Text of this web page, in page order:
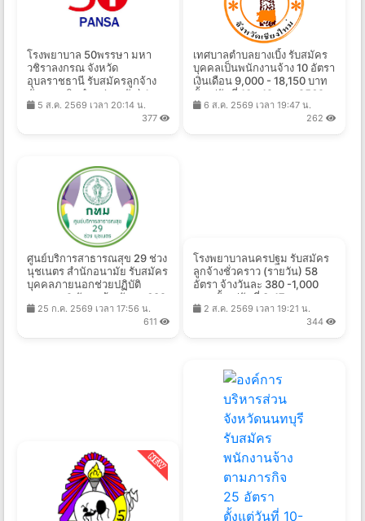
โรงพยาบาล 50พรรษา มหา
วชิราลงกรณ จังหวัด
อุบลราชธานี รับสมัครลูกจ้าง
ชั่วคราวเงินบำรุง(รายวัน) 1
อัตรา จ้างวันละ 305 บาท ตั้งแต่
5 ส.ค. 2569 เวลา 20:14 น.
377
เทศบาลตำบลยางเบิ้ง รับสมัคร
บุคคลเป็นพนักงานจ้าง 10 อัตรา
เงินเดือน 9,000 - 18,150 บาท
ตั้งแต่วันที่ 10 - 19 ส.ค. 2569
6 ส.ค. 2569 เวลา 19:47 น.
262
ศูนย์บริการสาธารณสุข 29 ช่วง
นุชเนตร สำนักอนามัย รับสมัคร
บุคคลภายนอกช่วยปฏิบัติ
ราชการ 2 อัตรา จ้างวันละ 682
-825 บาท ตั้งแต่วันที่ 21 ก.ค. -
25 ก.ค. 2569 เวลา 17:56 น.
611
โรงพยาบาลนครปฐม รับสมัคร
ลูกจ้างชั่วคราว (รายวัน) 58
อัตรา จ้างวันละ 380 -1,000
บาท ตั้งแต่วันที่ 3-17 ส.ค.
2569
2 ส.ค. 2569 เวลา 19:21 น.
344